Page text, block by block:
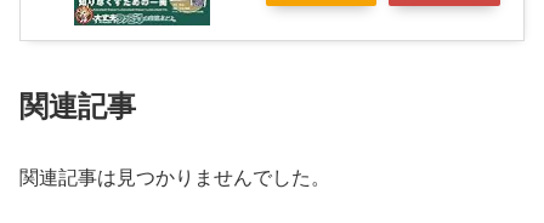
関連記事
関連記事は見つかりませんでした。